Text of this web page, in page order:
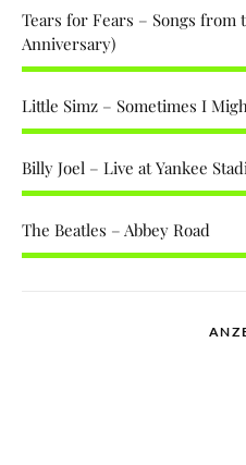
Tears for Fears – Songs from
Anniversary)
Little Simz – Sometimes I
Billy Joel – Live at Yankee
The Beatles – Abbey Road